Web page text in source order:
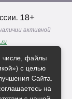
18+
активной
по ссылкам
данных
числе, файлы
с целью
Сайта.
на